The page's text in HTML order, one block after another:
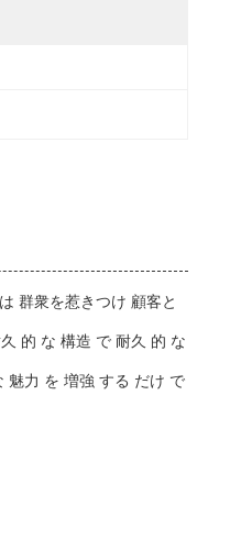
群衆を惹きつけ 顧客と
的 な 構造 で 耐久 的 な
魅力 を 増強 する だけ で